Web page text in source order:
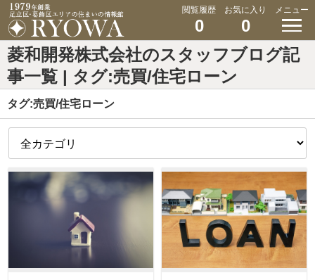
閲覧履歴
0
お気に入り
0
メニュー
菱和開発株式会社のスタッフブログ記
事一覧 | タグ:売買/住宅ローン
タグ:売買/住宅ローン